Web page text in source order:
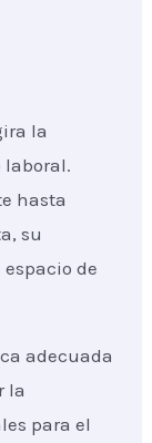
la
laboral.
hasta
su
de
adecuada
la
para el